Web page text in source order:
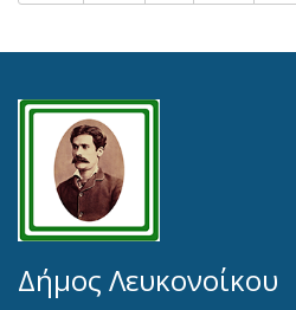
Δήμος Λευκονοίκου